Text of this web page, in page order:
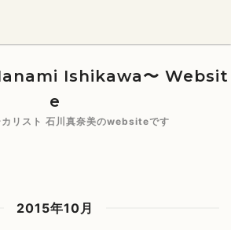
Ishikawa〜 Websit
e
カリスト 石川真奈美のwebsiteです
2015年10月